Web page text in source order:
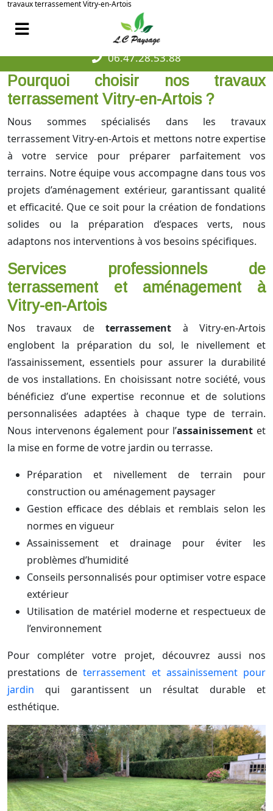
travaux terrassement Vitry-en-Artois
06.47.28.53.88
Pourquoi choisir nos travaux
terrassement Vitry-en-Artois ?
Nous sommes spécialisés dans les travaux
terrassement Vitry-en-Artois et mettons notre expertise
à votre service pour préparer parfaitement vos
terrains. Notre équipe vous accompagne dans tous vos
projets d’aménagement extérieur, garantissant qualité
et efficacité. Que ce soit pour la création de fondations
solides ou la préparation d’espaces verts, nous
adaptons nos interventions à vos besoins spécifiques.
Services professionnels de
terrassement et aménagement à
Vitry-en-Artois
Nos travaux deterrassement à Vitry-en-Artois
englobent la préparation du sol, le nivellement et
l’assainissement, essentiels pour assurer la durabilité
de vos installations. En choisissant notre société, vous
bénéficiez d’une expertise reconnue et de solutions
personnalisées adaptées à chaque type de terrain.
Nous intervenons également pour l’assainissement et
la mise en forme de votre jardin ou terrasse.
Préparation et nivellement de terrain pour
construction ou aménagement paysager
Gestion efficace des déblais et remblais selon les
normes en vigueur
Assainissement et drainage pour éviter les
problèmes d’humidité
Conseils personnalisés pour optimiser votre espace
extérieur
Utilisation de matériel moderne et respectueux de
l’environnement
Pour compléter votre projet, découvrez aussi nos
prestations deterrassement et assainissement pour
jardin qui garantissent un résultat durable et
esthétique.